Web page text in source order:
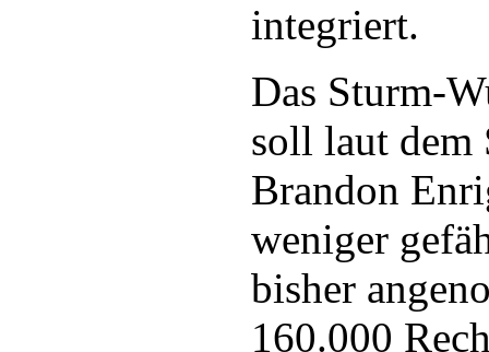
integriert.
Das Sturm-
soll laut dem
Brandon
weniger
bisher
160.000